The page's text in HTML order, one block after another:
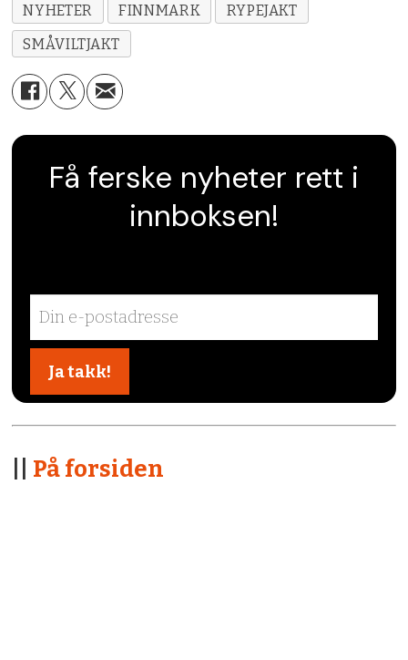
NYHETER FINNMARK
RYPEJAKT
SMÅVILTJAKT
Få ferske nyheter rett i
innboksen!
På forsiden